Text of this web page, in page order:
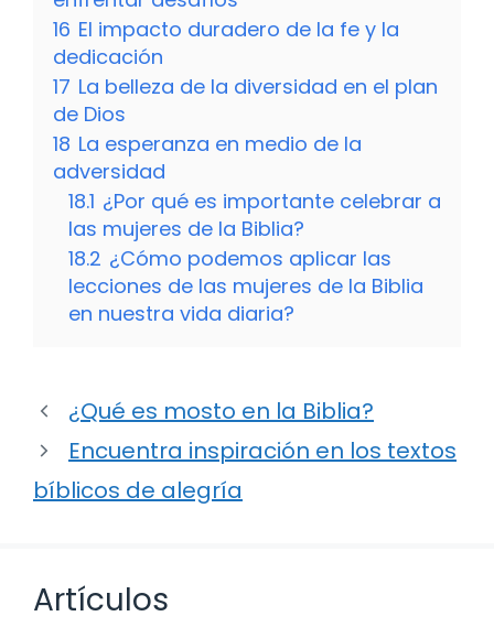
16 El impacto duradero de la fe y la
dedicación
17 La belleza de la diversidad en el plan
de Dios
18 La esperanza en medio de la
adversidad
18.1 ¿Por qué es importante celebrar a
las mujeres de la Biblia?
18.2 ¿Cómo podemos aplicar las
lecciones de las mujeres de la Biblia
en nuestra vida diaria?
¿Qué es mosto en la Biblia?
Encuentra inspiración en los textos
bíblicos de alegría
Artículos